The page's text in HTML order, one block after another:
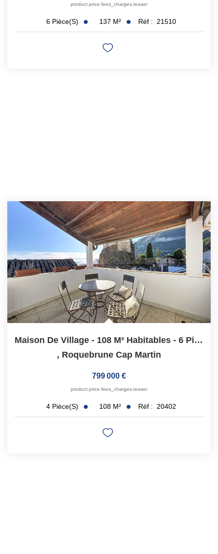
product.price.fees_charges.teaser
6 Pièce(s) 137 M² Réf : 21510
Maison De Village - 108 M² Habitables - 6 Pièces
, Roquebrune Cap Martin
799 000 €
product.price.fees_charges.teaser
4 Pièce(s) 108 M² Réf : 20402